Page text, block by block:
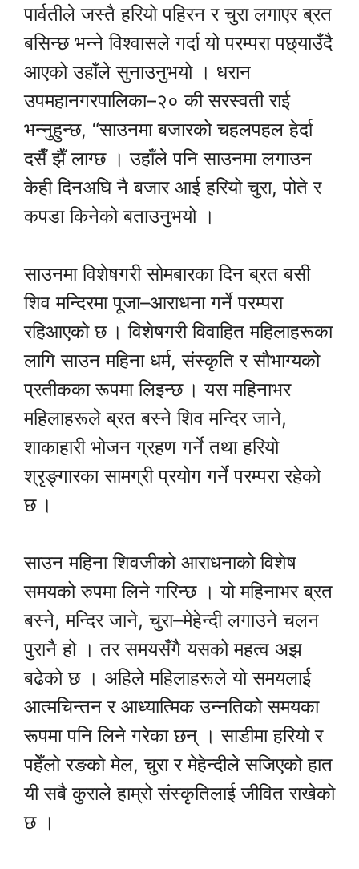
पार्वतीले जस्तै हरियो पहिरन र चुरा लगाएर ब्रत
बसिन्छ भन्ने विश्वासले गर्दा यो परम्परा पछ्याउँदै
आएको उहाँले सुनाउनुभयो । धरान
उपमहानगरपालिका–२० की सरस्वती राई
भन्नुहुन्छ, “साउनमा बजारको चहलपहल हेर्दा
दसैँ झैँ लाग्छ । उहाँले पनि साउनमा लगाउन
केही दिनअघि नै बजार आई हरियो चुरा, पोते र
कपडा किनेको बताउनुभयो ।
साउनमा विशेषगरी सोमबारका दिन ब्रत बसी
शिव मन्दिरमा पूजा–आराधना गर्ने परम्परा
रहिआएको छ । विशेषगरी विवाहित महिलाहरूका
लागि साउन महिना धर्म, संस्कृति र सौभाग्यको
प्रतीकका रूपमा लिइन्छ । यस महिनाभर
महिलाहरूले ब्रत बस्ने शिव मन्दिर जाने,
शाकाहारी भोजन ग्रहण गर्ने तथा हरियो
श्रृङ्गारका सामग्री प्रयोग गर्ने परम्परा रहेको
छ ।
साउन महिना शिवजीको आराधनाको विशेष
समयको रुपमा लिने गरिन्छ । यो महिनाभर ब्रत
बस्ने, मन्दिर जाने, चुरा–मेहेन्दी लगाउने चलन
पुरानै हो । तर समयसँगै यसको महत्व अझ
बढेको छ । अहिले महिलाहरूले यो समयलाई
आत्मचिन्तन र आध्यात्मिक उन्नतिको समयका
रूपमा पनि लिने गरेका छन् । साडीमा हरियो र
पहेँलो रङको मेल, चुरा र मेहेन्दीले सजिएको हात
यी सबै कुराले हाम्रो संस्कृतिलाई जीवित राखेको
छ ।